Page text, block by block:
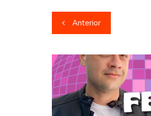
Navegação
de
Post
Anterior